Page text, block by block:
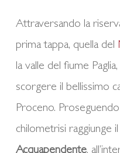
Attraversando la
prima tappa, quella del
la valle del fiume
scorgere il bellissimo
Proceno.
chilometrisi raggiunge
Acquapendente,